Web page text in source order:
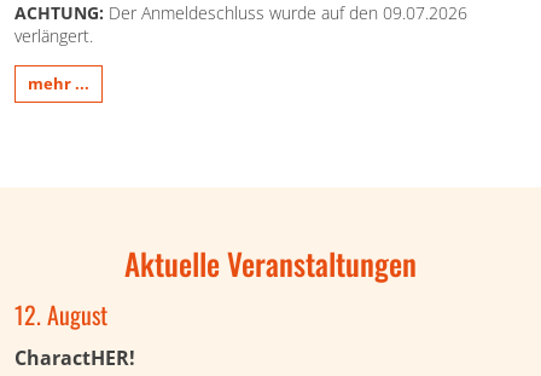
ACHTUNG: Der Anmeldeschluss wurde auf den 09.07.2026
verlängert.
mehr ...
Aktuelle Veranstaltungen
12. August
CharactHER!